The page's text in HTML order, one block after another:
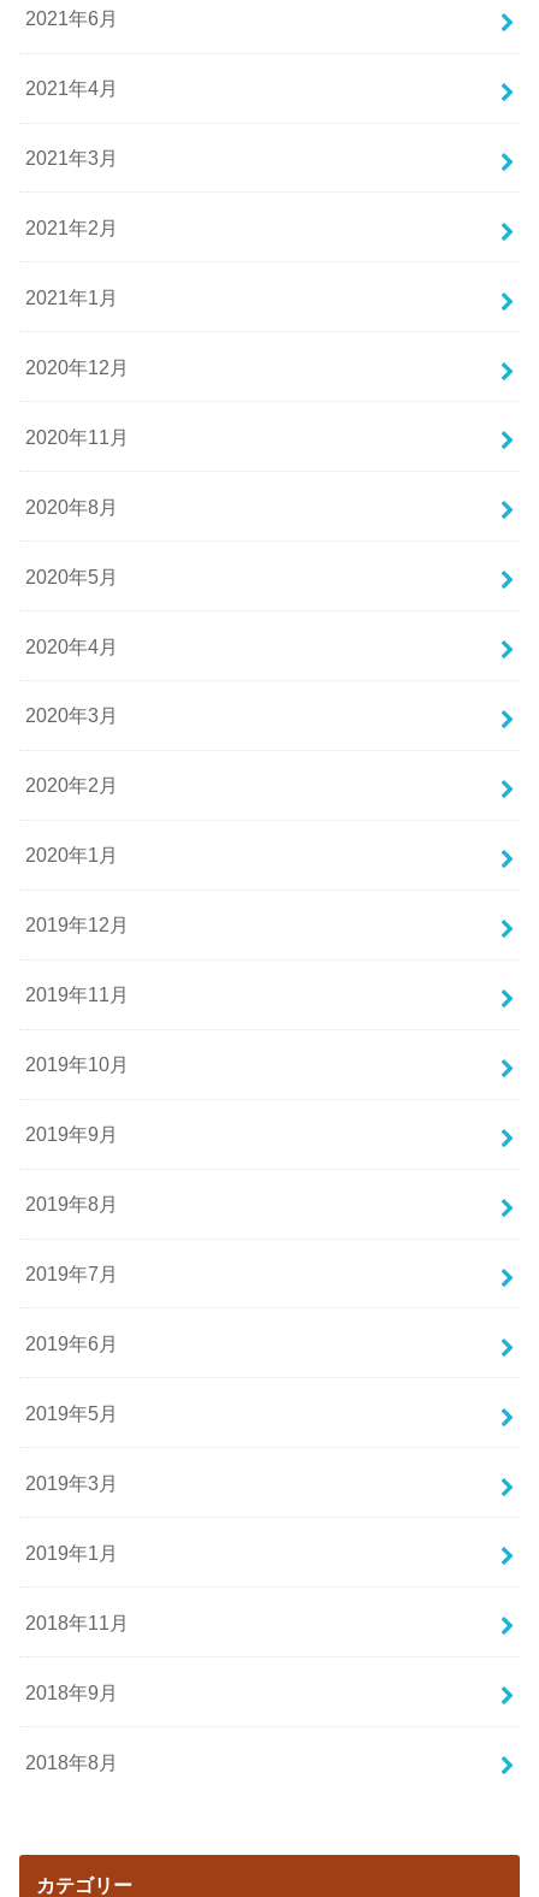
2021年6月
2021年4月
2021年3月
2021年2月
2021年1月
2020年12月
2020年11月
2020年8月
2020年5月
2020年4月
2020年3月
2020年2月
2020年1月
2019年12月
2019年11月
2019年10月
2019年9月
2019年8月
2019年7月
2019年6月
2019年5月
2019年3月
2019年1月
2018年11月
2018年9月
2018年8月
カテゴリー